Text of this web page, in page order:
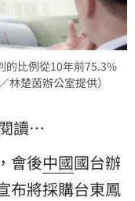
的比例從10年前75.3%
楚茵辦公室提供）
讀…
會後中國國台辦
布將採購台東鳳